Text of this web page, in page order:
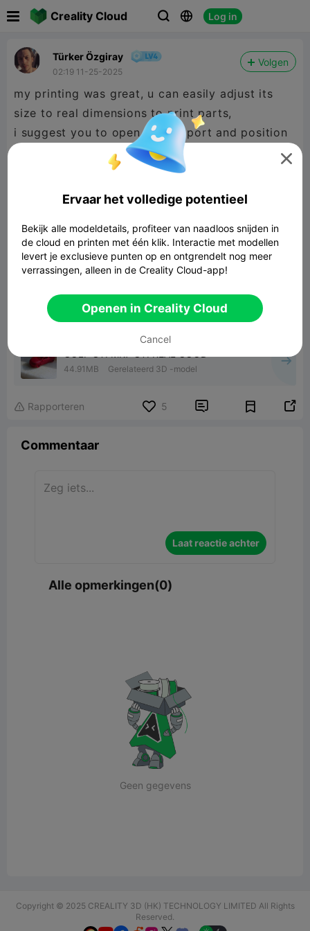
Creality Cloud   Log in
Türker Özgiray
02:19 11-25-2025
Volgen
my printing was great, u can easily adjust its
size to real dimensions to print parts,
i suggest you to open the support and position
the vehicle above the surface so u can get good
finish on support removal
44.91MB Gerelateerd 3D -model
 Rapporteren 5  
Commentaar
Laat reactie achter
Alle opmerkingen(0)
Geen gegevens
Copyright © 2025 CREALITY 3D (HK) TECHNOLOGY LIMITED All Rights
Reserved.

Ervaar het volledige potentieel
Bekijk alle modeldetails, profiteer van naadloos snijden in
de cloud en printen met één klik. Interactie met modellen
levert je exclusieve punten op en ontgrendelt nog meer
verrassingen, alleen in de Creality Cloud-app!
Openen in Creality Cloud
Cancel